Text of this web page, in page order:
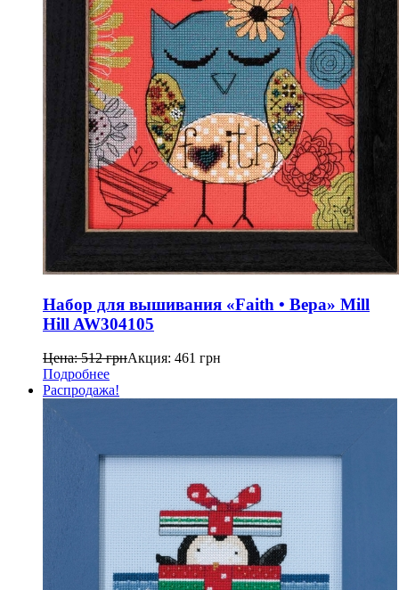
Набор для вышивания «Faith • Вера» Mill
Hill AW304105
Цена:512грнАкция: 461 грн
Подробнее
Распродажа!